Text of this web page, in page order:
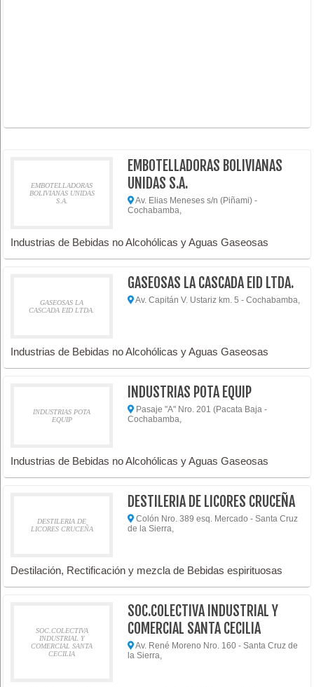
EMBOTELLADORAS
BOLIVIANAS UNIDAS
S.A.
EMBOTELLADORAS BOLIVIANAS
UNIDAS S.A.
Av. Elias Meneses s/n (Piñami) -
Cochabamba,
Industrias de Bebidas no Alcohólicas y Aguas Gaseosas
GASEOSAS LA
CASCADA EID LTDA.
GASEOSAS LA CASCADA EID LTDA.
Av. Capitán V. Ustariz km. 5 - Cochabamba,
Industrias de Bebidas no Alcohólicas y Aguas Gaseosas
INDUSTRIAS POTA
EQUIP
INDUSTRIAS POTA EQUIP
Pasaje "A" Nro. 201 (Pacata Baja -
Cochabamba,
Industrias de Bebidas no Alcohólicas y Aguas Gaseosas
DESTILERIA DE
LICORES CRUCEÑA
DESTILERIA DE LICORES CRUCEÑA
Colón Nro. 389 esq. Mercado - Santa Cruz
de la Sierra,
Destilación, Rectificación y mezcla de Bebidas espirituosas
SOC.COLECTIVA
INDUSTRIAL Y
COMERCIAL SANTA
CECILIA
SOC.COLECTIVA INDUSTRIAL Y
COMERCIAL SANTA CECILIA
Av. René Moreno Nro. 160 - Santa Cruz de
la Sierra,